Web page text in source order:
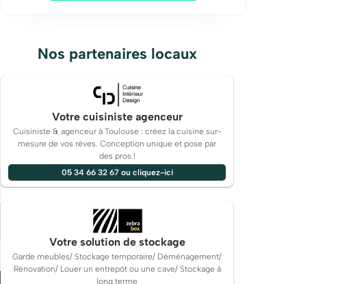
Nos partenaires locaux
Votre cuisiniste agenceur
Cuisiniste & agenceur à Toulouse : créez la cuisine sur-
mesure de vos rêves. Conception unique et pose par
des pros !
05 34 66 32 67 ou cliquez-ici
Votre solution de stockage
Garde meubles/ Stockage temporaire/ Déménagement/
Rénovation/ Louer un entrepôt ou une cave/ Stockage à
long terme